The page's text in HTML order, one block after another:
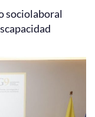
sociolaboral